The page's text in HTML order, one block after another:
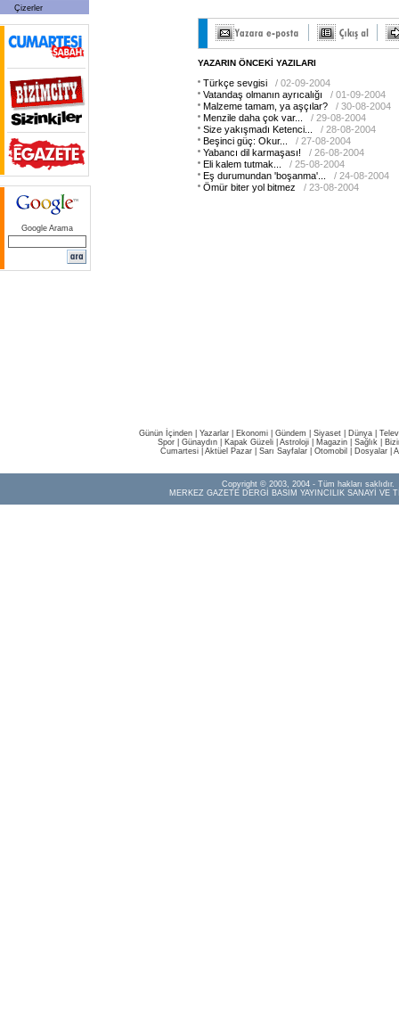
Çizerler
Google Arama
YAZARIN ÖNCEKİ YAZILARI
Türkçe sevgisi
/ 02-09-2004
Vatandaş olmanın ayrıcalığı
/ 01-09-2004
Malzeme tamam, ya aşçılar?
/ 30-08-2004
Menzile daha çok var...
/ 29-08-2004
Size yakışmadı Ketenci...
/ 28-08-2004
Beşinci güç: Okur...
/ 27-08-2004
Yabancı dil karmaşası!
/ 26-08-2004
Eli kalem tutmak...
/ 25-08-2004
Eş durumundan 'boşanma'...
/ 24-08-2004
Ömür biter yol bitmez
/ 23-08-2004
Günün İçinden Yazarlar Ekonomi Gündem Siyaset Dünya |
Spor
Günaydın Kapak Güzeli Astroloji Magazin Sağlık
Cumartesi| Aktüel Pazar| Sarı Sayfalar| Otomobil Dosyalar|
Copyright © 2003, 2004 - Tüm hakları saklıdır.
MERKEZ GAZETE DERGİ BASIM YAYINCILIK SANAYİ VE